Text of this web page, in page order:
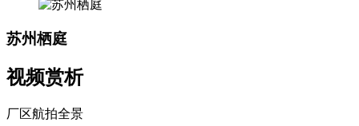
苏州栖庭
视频赏析
厂区航拍全景